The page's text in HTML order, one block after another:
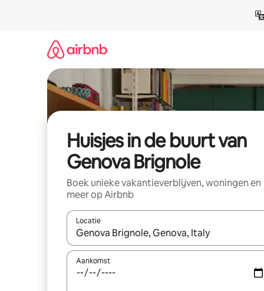
Huisjes in de buurt van
Genova Brignole
Boek unieke vakantieverblijven, woningen en
meer op Airbnb
Locatie
Wanneer er suggesties beschikbaar zijn, maak
Aankomst